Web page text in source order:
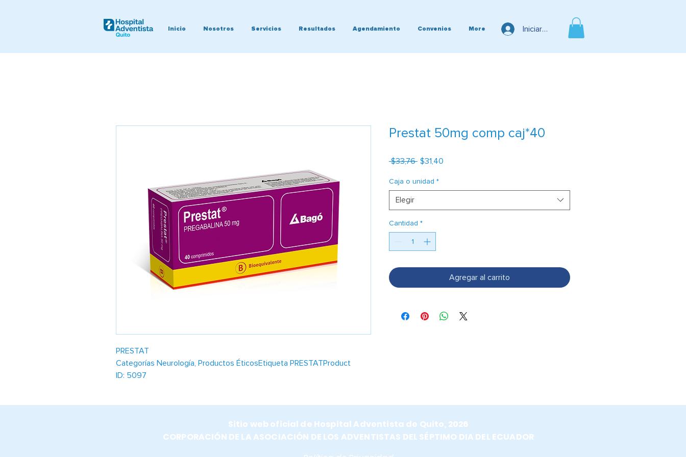
Inicio Nosotros Servicios Resultados Agendamiento Convenios More Iniciar sesión
PRESTAT
Categorías Neurología, Productos ÉticosEtiqueta PRESTATProduct
ID: 5097
dependientes del voltaje en el SNC, desplazando potencialmente a
[ 3 H]-gabapentina.
Prestat 50mg comp caj*40
$33,76 Precio
$31,40
Caja o unidad *
Elegir
Cantidad *
Agregar al carrito
Sitio web oficial de Hospital Adventista de Quito, 2026
CORPORACIÓN DE LA ASOCIACIÓN DE LOS ADVENTISTAS DEL SÉPTIMO DIA DEL ECUADOR